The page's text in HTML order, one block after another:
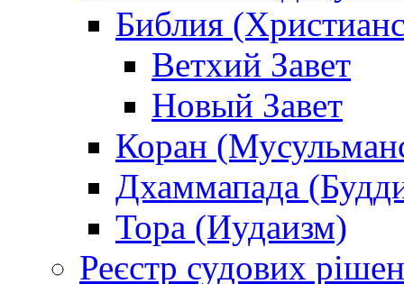
Библия
Ветхий Завет
Новый Завет
Коран
Дхаммапада
Тора (Иудаизм)
Реєстр судових